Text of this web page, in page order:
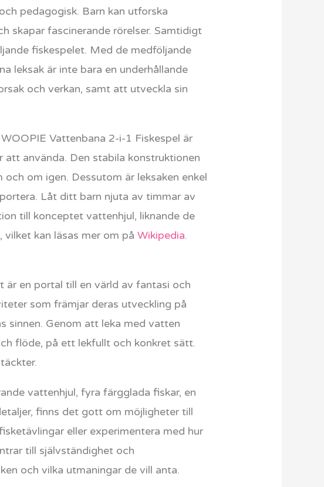
pedagogisk. Barn kan utforska
skapar fascinerande rörelser. Samtidigt
fiskespelet. Med de medföljande
leksak är inte bara en underhållande
och verkan, samt att utveckla sin
Vattenbana 2-i-1 Fiskespel är
använda. Den stabila konstruktionen
om igen. Dessutom är leksaken enkel
Låt ditt barn njuta av timmar av
till konceptet vattenhjul, liknande de
vilket kan läsas mer om påWikipedia.
är en portal till en värld av fantasi och
som främjar deras utveckling på
sinnen. Genom att leka med vatten
flöde, på ett lekfullt och konkret sätt.
vattenhjul, fyra färgglada fiskar, en
finns det gott om möjligheter till
eller experimentera med hur
till självständighet och
och vilka utmaningar de vill anta.